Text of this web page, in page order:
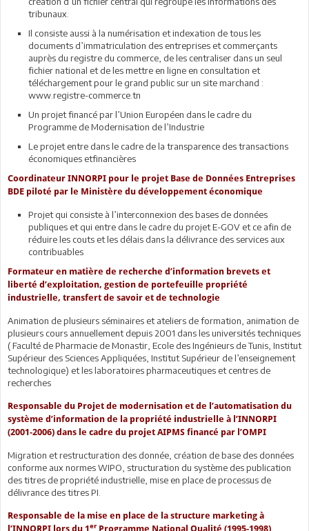
tribunaux.
Il consiste aussi à la numérisation et indexation de tous les
documents d’immatriculation des entreprises et commerçants
auprès du registre du commerce, de les centraliser dans un seul
fichier national et de les mettre en ligne en consultation et
téléchargement pour le grand public sur un site marchand :
www.registre-commerce.tn
Un projet financé par l’Union Européen dans le cadre du
Programme de Modernisation de l’Industrie
Le projet entre dans le cadre de la transparence des transactions
économiques etfinancières
Coordinateur INNORPI pour le projet Base de Données Entreprises
BDE piloté par le Ministère du développement économique
Projet qui consiste à l’interconnexion des bases de données
publiques et qui entre dans le cadre du projet E-GOV et ce afin de
réduire les couts et les délais dans la délivrance des services aux
contribuables
Formateur en matière de recherche d’information brevets et
liberté d’exploitation, gestion de portefeuille propriété
industrielle, transfert de savoir et de technologie
Animation de plusieurs séminaires et ateliers de formation, animation de
plusieurs cours annuellement depuis 2001 dans les universités techniques
( Faculté de Pharmacie de Monastir, Ecole des Ingénieurs de Tunis, Institut
Supérieur des Sciences Appliquées, Institut Supérieur de l’enseignement
technologique) et les laboratoires pharmaceutiques et centres de
recherches
Responsable du Projet de modernisation et de l’automatisation du
système d’information de la propriété industrielle à l’INNORPI
(2001-2006) dans le cadre du projet AIPMS financé par l’OMPI
Migration et restructuration des donnée, création de base des données
conforme aux normes WIPO, structuration du système des publication
des titres de propriété industrielle, mise en place de processus de
délivrance des titres PI.
Responsable de la mise en place de la structure marketing à
l’INNORPI lors du 1erProgramme National Qualité (1995-1998)